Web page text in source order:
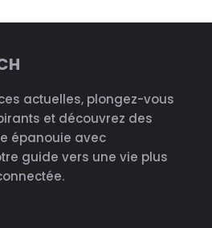
actuelles, plongez-vous
et découvrez des
épanouie avec
guide vers une vie plus